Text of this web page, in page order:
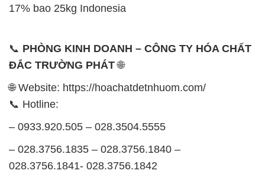
17% bao 25kg Indonesia
📞 PHÒNG KINH DOANH – CÔNG TY HÓA CHẤT
ĐẮC TRƯỜNG PHÁT🌐
🌐 Website: https://hoachatdetnhuom.com/
📞 Hotline:
– 0933.920.505 – 028.3504.5555
– 028.3756.1835 – 028.3756.1840 –
028.3756.1841- 028.3756.1842